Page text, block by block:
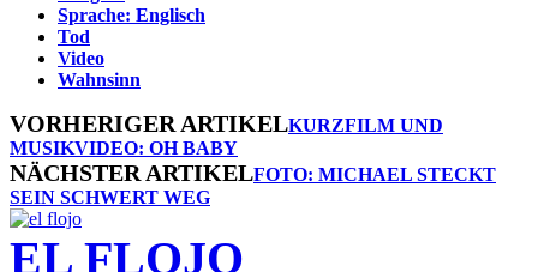
Sprache: Englisch
Tod
Video
Wahnsinn
VORHERIGER ARTIKELKURZFILM UND
MUSIKVIDEO: OH BABY
NÄCHSTER ARTIKELFOTO: MICHAEL STECKT
SEIN SCHWERT WEG
EL FLOJO